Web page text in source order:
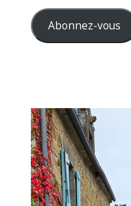
mail Abonnez-vous